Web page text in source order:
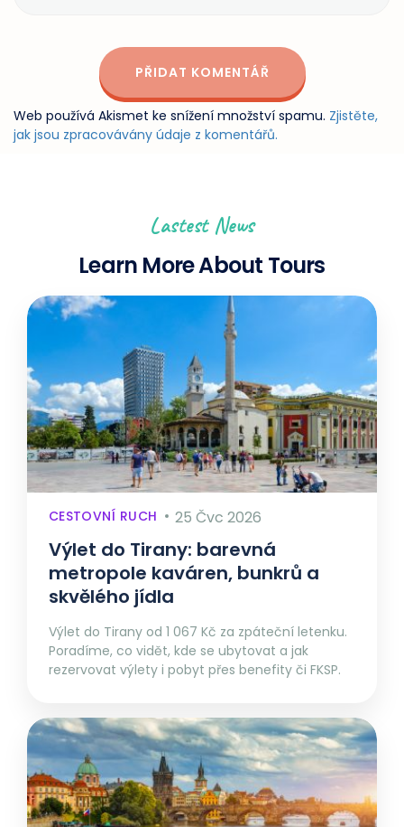
Web používá Akismet ke snížení množství spamu. Zjistěte,
jak jsou zpracovávány údaje z komentářů.
Lastest News
Learn More About Tours
CESTOVNÍ RUCH 25 Čvc 2026
Výlet do Tirany: barevná
metropole kaváren, bunkrů a
skvělého jídla
Výlet do Tirany od 1 067 Kč za zpáteční letenku.
Poradíme, co vidět, kde se ubytovat a jak
rezervovat výlety i pobyt přes benefity či FKSP.